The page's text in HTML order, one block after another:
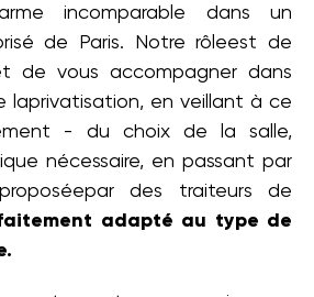
incomparable dans un
de Paris. Notre rôleest de
de vous accompagner dans
laprivatisation, en veillant à ce
- du choix de la salle,
nécessaire, en passant par
des traiteurs de
adapté au type de